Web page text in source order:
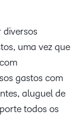
diversos
uma vez que
gastos com
aluguel de
todos os